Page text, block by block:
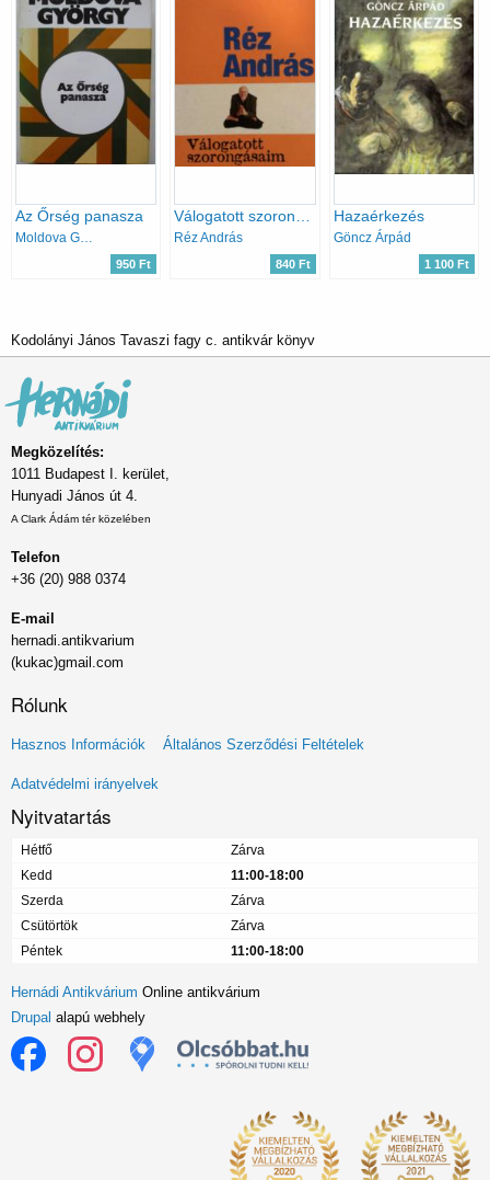
Az Őrség panasza
950 Ft
Réz András
840 Ft
Hazaérkezés
Göncz Árpád
1 100 Ft
Kodolányi János Tavaszi fagy c. antikvár könyv
Megközelítés:
1011 Budapest I. kerület,
Hunyadi János út 4.
A Clark Ádám tér közelében
Telefon
+36 (20) 988 0374
E-mail
hernadi.antikvarium
(kukac)gmail.com
Rólunk
Lábléc
menü
Hasznos Információk Általános Szerződési Feltételek
Adatvédelmi irányelvek
Nyitvatartás
Hétfő
Zárva
Kedd
11:00-18:00
Szerda
Zárva
Csütörtök
Zárva
Péntek
11:00-18:00
Hernádi Antikvárium Online antikvárium
Drupal alapú webhely